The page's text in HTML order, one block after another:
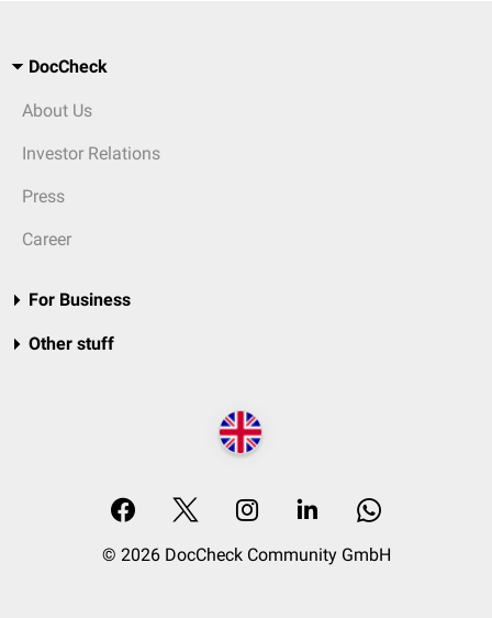
DocCheck
About Us
Investor Relations
Press
Career
For Business
Other stuff
© 2026 DocCheck Community GmbH